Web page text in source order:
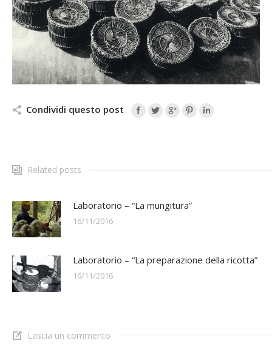
Condividi questo post
Related posts
Laboratorio – “La mungitura”
16/11/2016
Laboratorio – “La preparazione della ricotta”
16/11/2016
Lascia un commento